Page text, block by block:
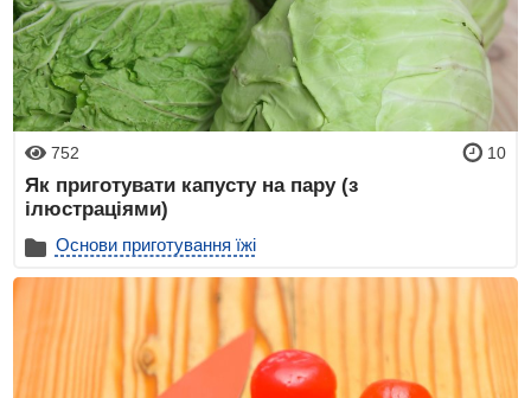
752 10
Як приготувати капусту на пару (з
ілюстраціями)
Основи приготування їжі